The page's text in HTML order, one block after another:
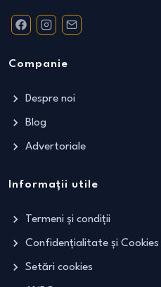
Companie
Despre noi
Blog
Advertoriale
Informații utile
Termeni și condiții
Confidențialitate și Cookies
Setări cookies